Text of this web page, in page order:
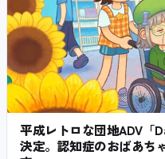
平成レトロな団地ADV「
決定。認知症のおばあち